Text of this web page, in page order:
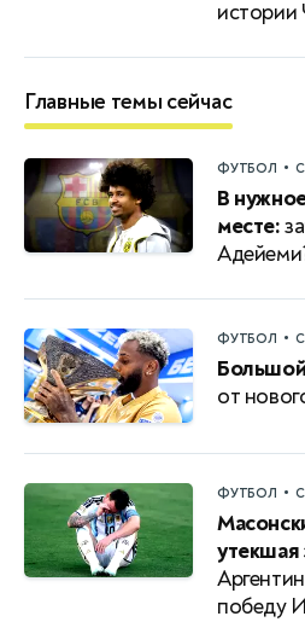
Главные темы сейчас
ФУТБОЛ •
В
месте:
ФУТБОЛ •
от
ФУТБОЛ •
утекшая
победу